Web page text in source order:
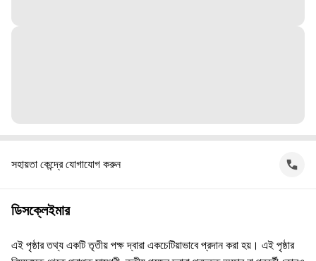
সহায়তা কেন্দ্রে যোগাযোগ করুন
ডিসক্লেইমার
এই পৃষ্ঠার তথ্য একটি তৃতীয় পক্ষ দ্বারা একচেটিয়াভাবে প্রদান করা হয়। এই পৃষ্ঠার